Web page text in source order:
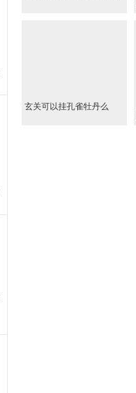
玄关可以挂孔雀牡丹么